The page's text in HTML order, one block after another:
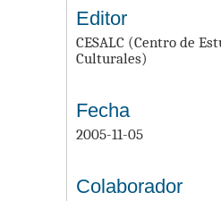
Editor
CESALC (Centro de
Culturales)
Fecha
2005-11-05
Colaborador